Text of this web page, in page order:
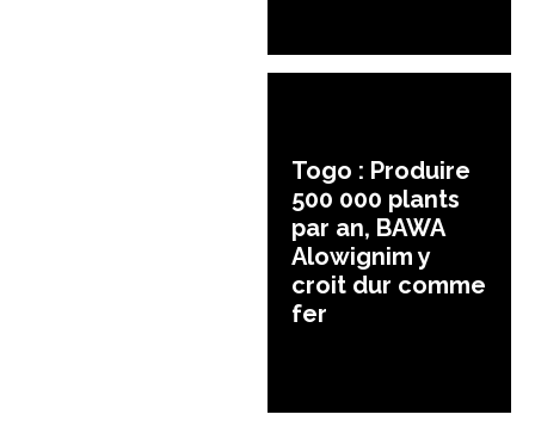
Togo : Produire
500 000 plants
par an, BAWA
Alowignim y
croit dur comme
fer